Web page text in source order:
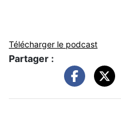
Télécharger le podcast
Partager :